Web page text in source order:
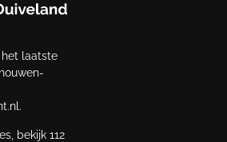
laatste
bekijk 112